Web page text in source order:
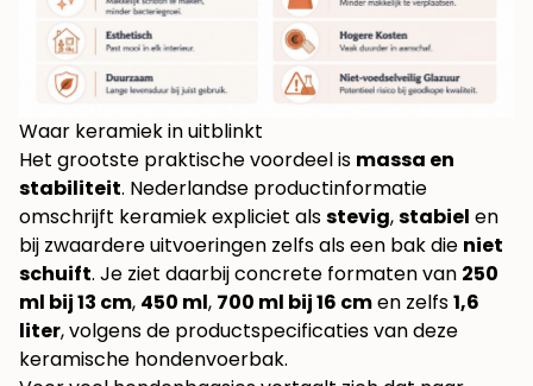
Waar keramiek in uitblinkt
Het grootste praktische voordeel is massa en
stabiliteit. Nederlandse productinformatie
omschrijft keramiek expliciet alsstevig,stabiel en
bij zwaardere uitvoeringen zelfs als een bak die niet
schuift. Je ziet daarbij concrete formaten van 250
ml bij 13 cm, 450 ml, 700 ml bij 16 cmen zelfs1,6
liter, volgens de productspecificaties vandeze
keramische hondenvoerbak.